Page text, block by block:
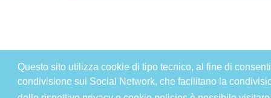
Questo sito utilizza cookie di tipo tecnico, al fine di
condivisione sui Social Network, che facilitano la